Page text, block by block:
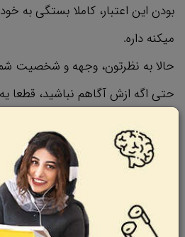
بودن این اعتبار، کاملا بستگی به
میکنه داره.
حالا به نظرتون، وجهه و شخصیت
حتی اگه ازش آگاهم نباشید، قطعا
دیگران ساختید، شناخت و تسلط رو
انقدر مهمه که حتی شاید لازم
بپرسید که دیگران به چه دیدی به
نسبت به شما چیه؟ اما سوال مهم
پرسیده بشه، اینه که تصویر و